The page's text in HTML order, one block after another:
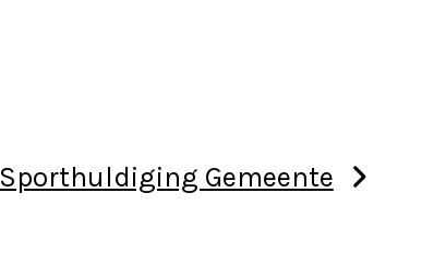
Sporthuldiging Gemeente